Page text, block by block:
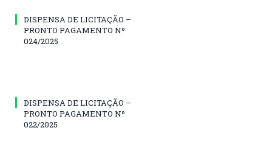
DISPENSA DE LICITAÇÃO –
PRONTO PAGAMENTO Nº
024/2025
DISPENSA DE LICITAÇÃO –
PRONTO PAGAMENTO Nº
022/2025